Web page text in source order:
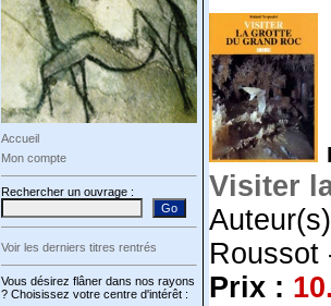
Accueil
Mon compte
Rechercher un ouvrage :
Voir les derniers titres rentrés
Vous désirez flâner dans nos rayons
? Choisissez votre centre d'intérêt :
Visiter
Roussot
Prix :